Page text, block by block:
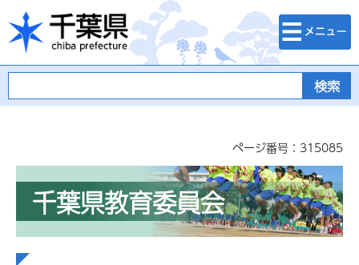
千葉県
検索・メニュ
ー
ページ番号：315085
千葉県教育委員会